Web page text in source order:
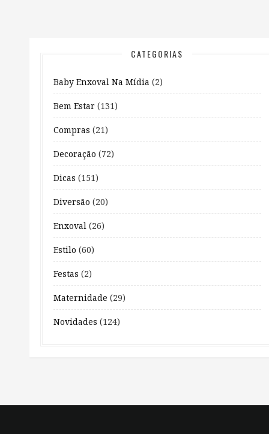
CATEGORIAS
Baby Enxoval Na Mídia (2)
Bem Estar (131)
Compras (21)
Decoração (72)
Dicas (151)
Diversão (20)
Enxoval (26)
Estilo (60)
Festas (2)
Maternidade (29)
Novidades (124)